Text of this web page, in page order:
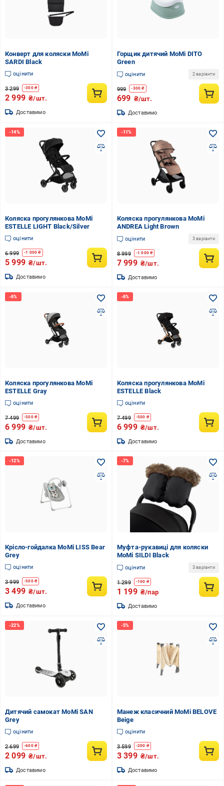
Конверт для коляски MoMi
SARDI Black
оцінити
3 299 -300₴
2 999 ₴/шт.
Доставимо
Горщик дитячий MoMi DITO
Green
оцінити 2 варіанти
999 -300 ₴
699 ₴/шт.
Доставимо
Коляска прогулянкова MoMi
ESTELLE LIGHT Black/Silver
оцінити
6 999 -1 000 ₴
5 999 ₴/шт.
Доставимо
Коляска прогулянкова MoMi
ANDREA Light Brown
оцінити 3 варіанти
8 999 -1 000 ₴
7 999 ₴/шт.
Доставимо
Коляска прогулянкова MoMi
ESTELLE Gray
оцінити
7 499 -500₴
6 999 ₴/шт.
Доставимо
Коляска прогулянкова MoMi
ESTELLE Black
оцінити
7 499 -500 ₴
6 999 ₴/шт.
Доставимо
Крісло-гойдалка MoMi LISS Bear
Grey
оцінити
3 999 -500₴
3 499 ₴/шт.
Доставимо
Муфта-рукавиці для коляски
MoMi SILDI Black
оцінити 3 варіанти
1 299 -100 ₴
1 199 ₴/пар
Доставимо
Дитячий самокат MoMi SAN
Grey
оцінити
2 699 -600₴
2 099 ₴/шт.
Доставимо
Манеж класичний MoMi BELOVE
Beige
оцінити
3 599 -200 ₴
3 399 ₴/шт.
Доставимо